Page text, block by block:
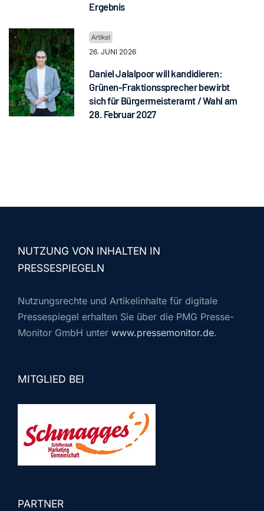
Ergebnis
26. JUNI 2026
Daniel Jalalpoor will kandidieren:
Grünen-Fraktionssprecher bewirbt
sich für Bürgermeisteramt / Wahl am
28. Februar 2027
NUTZUNG VON INHALTEN IN
PRESSESPIEGELN
Nutzungsrechte und Artikelinhalte für digitale
Pressespiegel erhalten Sie über die PMG Presse-
Monitor GmbH unter www.pressemonitor.de.
MITGLIED BEI
PARTNER